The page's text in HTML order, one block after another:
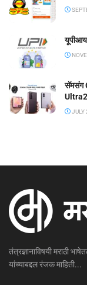
सॅमसंग
JULY
तंत्रज्ञानाविषयी मराठी
यांच्याबद्दल रंजक माहिती...